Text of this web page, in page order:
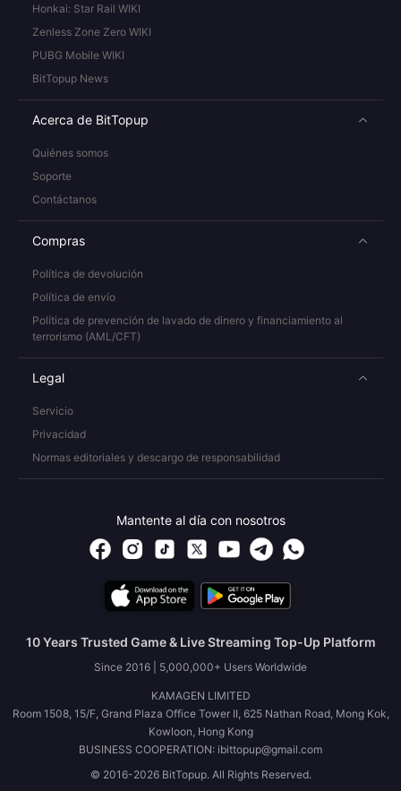
Honkai: Star Rail WIKI
Zenless Zone Zero WIKI
PUBG Mobile WIKI
BitTopup News
Acerca de BitTopup
Quiénes somos
Soporte
Contáctanos
Compras
Política de devolución
Política de envío
Política de prevención de lavado de dinero y financiamiento al
terrorismo (AML/CFT)
Legal
Servicio
Privacidad
Normas editoriales y descargo de responsabilidad
Mantente al día con nosotros
10 Years Trusted Game & Live Streaming Top-Up Platform
Since 2016 | 5,000,000+ Users Worldwide
KAMAGEN LIMITED
Room 1508, 15/F, Grand Plaza Office Tower II, 625 Nathan Road, Mong Kok,
Kowloon, Hong Kong
BUSINESS COOPERATION: ibittopup@gmail.com
© 2016-2026 BitTopup. All Rights Reserved.